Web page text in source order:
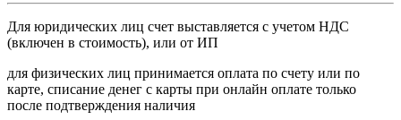
Для юридических лиц счет выставляется с учетом НДС
(включен в стоимость), или от ИП
для физических лиц принимается оплата по счету или по
карте, списание денег с карты при онлайн оплате только
после подтверждения наличия